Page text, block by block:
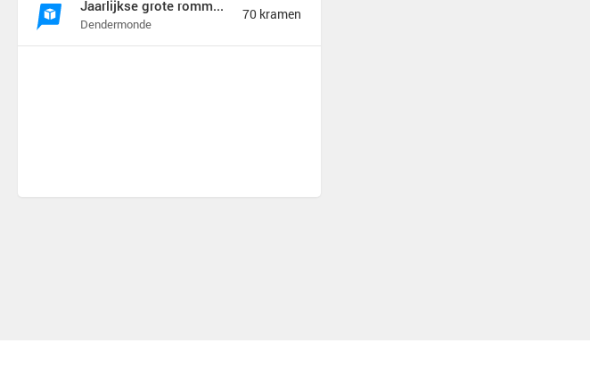
Jaarlijkse grote rommelmarkt
Dendermonde
70 kramen